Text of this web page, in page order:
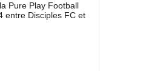
Pure Play Football
entre Disciples FC et